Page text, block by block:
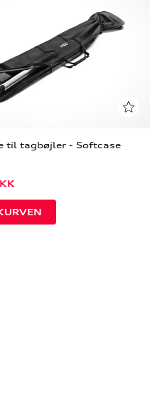
til tagbøjler - Softcase